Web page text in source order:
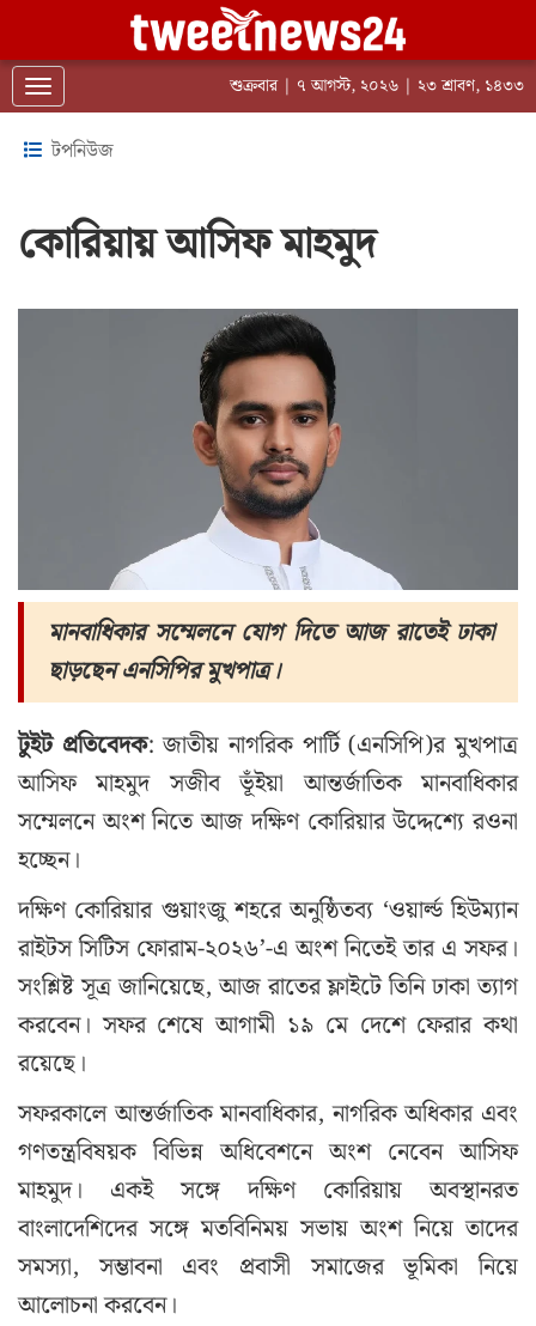
Toggle navigation শুক্রবার | ৭ আগস্ট, ২০২৬ | ২৩ শ্রাবণ, ১৪৩৩
টপনিউজ
কোরিয়ায় আসিফ মাহমুদ
মানবাধিকার সম্মেলনে যোগ দিতে আজ রাতেই ঢাকা
ছাড়ছেন এনসিপির মুখপাত্র।
টুইট প্রতিবেদক: জাতীয় নাগরিক পার্টি (এনসিপি)র মুখপাত্র
আসিফ মাহমুদ সজীব ভূঁইয়া আন্তর্জাতিক মানবাধিকার
সম্মেলনে অংশ নিতে আজ দক্ষিণ কোরিয়ার উদ্দেশ্যে রওনা
হচ্ছেন।
দক্ষিণ কোরিয়ার গুয়াংজু শহরে অনুষ্ঠিতব্য ‘ওয়ার্ল্ড হিউম্যান
রাইটস সিটিস ফোরাম-২০২৬’-এ অংশ নিতেই তার এ সফর।
সংশ্লিষ্ট সূত্র জানিয়েছে, আজ রাতের ফ্লাইটে তিনি ঢাকা ত্যাগ
করবেন। সফর শেষে আগামী ১৯ মে দেশে ফেরার কথা
রয়েছে।
সফরকালে আন্তর্জাতিক মানবাধিকার, নাগরিক অধিকার এবং
গণতন্ত্রবিষয়ক বিভিন্ন অধিবেশনে অংশ নেবেন আসিফ
মাহমুদ। একই সঙ্গে দক্ষিণ কোরিয়ায় অবস্থানরত
বাংলাদেশিদের সঙ্গে মতবিনিময় সভায় অংশ নিয়ে তাদের
সমস্যা, সম্ভাবনা এবং প্রবাসী সমাজের ভূমিকা নিয়ে
আলোচনা করবেন।